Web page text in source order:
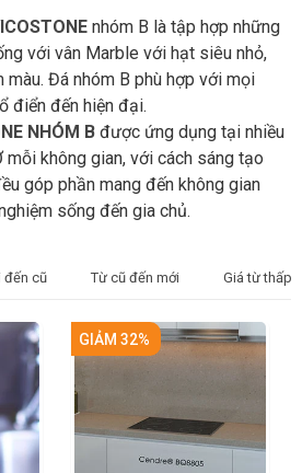
nhóm B là tập hợp những
với vân Marble với hạt siêu nhỏ,
màu. Đá nhóm B phù hợp với mọi
điển đến hiện đại.
NHÓM B được ứng dụng tại nhiều
mỗi không gian, với cách sáng tạo
góp phần mang đến không gian
sống đến gia chủ.
đến cũ Từ cũ đến mới Giá từ thấp
GIẢM 32%